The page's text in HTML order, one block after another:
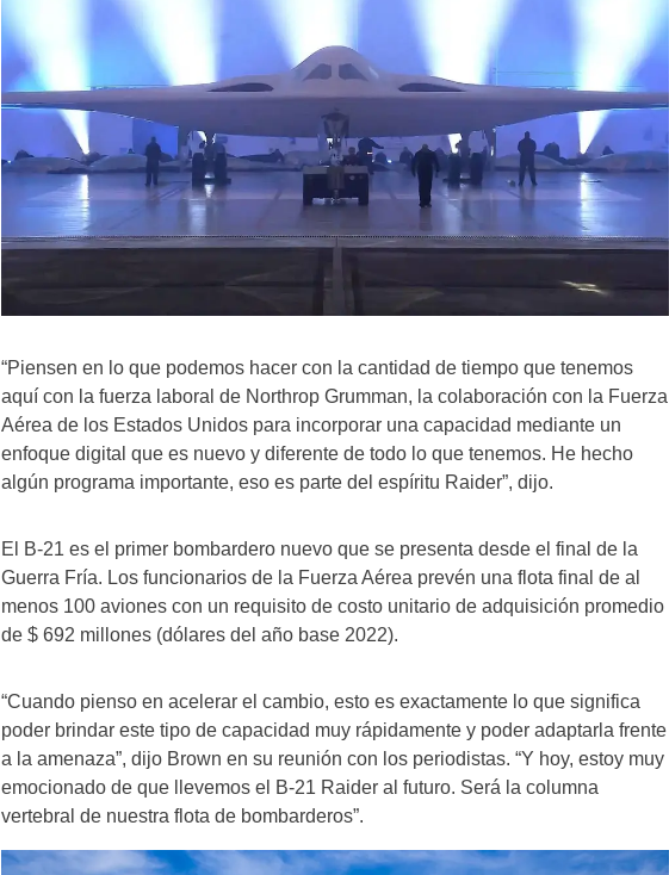
“Piensen en lo que podemos hacer con la cantidad de tiempo que tenemos
aquí con la fuerza laboral de Northrop Grumman, la colaboración con la Fuerza
Aérea de los Estados Unidos para incorporar una capacidad mediante un
enfoque digital que es nuevo y diferente de todo lo que tenemos. He hecho
algún programa importante, eso es parte del espíritu Raider”, dijo.
El B-21 es el primer bombardero nuevo que se presenta desde el final de la
Guerra Fría. Los funcionarios de la Fuerza Aérea prevén una flota final de al
menos 100 aviones con un requisito de costo unitario de adquisición promedio
de $ 692 millones (dólares del año base 2022).
“Cuando pienso en acelerar el cambio, esto es exactamente lo que significa
poder brindar este tipo de capacidad muy rápidamente y poder adaptarla frente
a la amenaza”, dijo Brown en su reunión con los periodistas. “Y hoy, estoy muy
emocionado de que llevemos el B-21 Raider al futuro. Será la columna
vertebral de nuestra flota de bombarderos”.